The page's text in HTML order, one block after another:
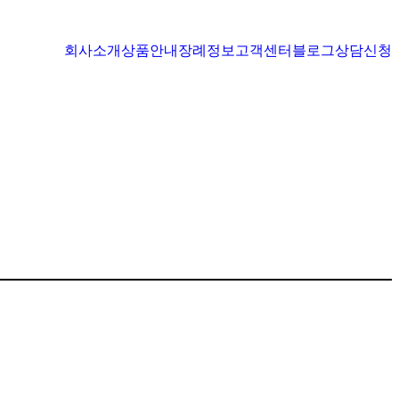
회사소개상품안내 장례정보 고객센터 블로그상담신청